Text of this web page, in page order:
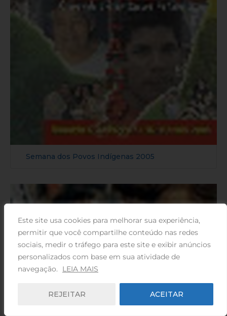
Este site usa cookies para melhorar sua experiência,
permitir que você compartilhe conteúdo nas redes
sociais, medir o tráfego para este site e exibir anúncios
personalizados com base em sua atividade de
navegação.
LEIA MAIS
REJEITAR ACEITAR
Semana dos Povos Indígenas 2005